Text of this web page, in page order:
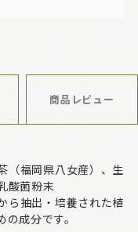
商品レビュー
（福岡県八女産）、生
酸菌粉末
ら抽出・培養された植
成分です。